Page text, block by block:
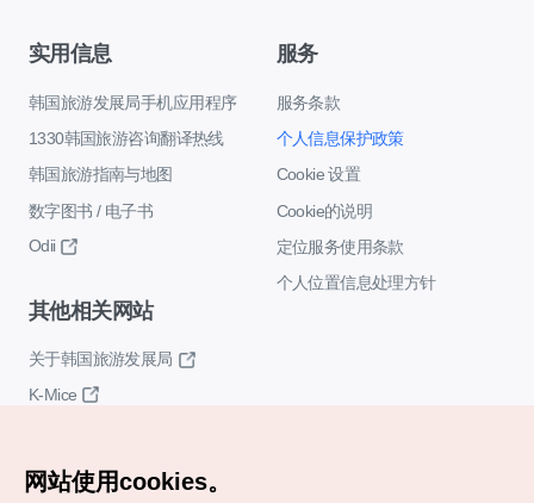
实用信息
韩国旅游发展局手机应用程序
1330韩国旅游咨询翻译热线
韩国旅游指南与地图
数字图书 / 电子书
Odii
服务
服务条款
个人信息保护政策
Cookie 设置
Cookie的说明
定位服务使用条款
个人位置信息处理方针
其他相关网站
关于韩国旅游发展局
K-Mice
网站使用cookies。